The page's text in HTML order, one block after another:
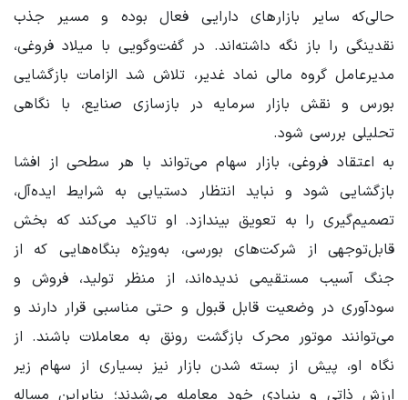
حالی‌که سایر بازارهای دارایی فعال بوده و مسیر جذب
نقدینگی را باز نگه داشته‌اند. در گفت‌وگویی با میلاد فروغی،
مدیرعامل گروه مالی نماد غدیر، تلاش شد الزامات بازگشایی
بورس و نقش بازار سرمایه در بازسازی صنایع، با نگاهی
تحلیلی بررسی شود.
به اعتقاد فروغی، بازار سهام می‌تواند با هر سطحی از افشا
بازگشایی شود و نباید انتظار دستیابی به شرایط ایده‌آل،
تصمیم‌گیری را به تعویق بیندازد. او تاکید می‌کند که بخش
قابل‌توجهی از شرکت‌های بورسی، به‌ویژه بنگاه‌هایی که از
جنگ آسیب مستقیمی ندیده‌اند، از منظر تولید، فروش و
سودآوری در وضعیت قابل قبول و حتی مناسبی قرار دارند و
می‌توانند موتور محرک بازگشت رونق به معاملات باشند. از
نگاه او، پیش از بسته شدن بازار نیز بسیاری از سهام زیر
ارزش ذاتی و بنیادی خود معامله می‌شدند؛ بنابراین مساله